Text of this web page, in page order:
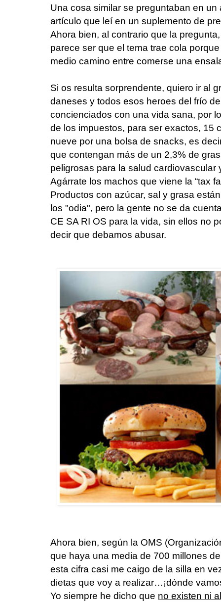
Una cosa similar se preguntaban en
artículo que leí en un suplemento de
Ahora bien, al contrario que la
parece ser que el tema trae cola
medio camino entre comerse una
Si os resulta sorprendente, quiero ir al
daneses y todos esos heroes del frío
concienciados con una vida sana, por
de los impuestos, para ser exactos, 15
nueve por una bolsa de snacks, es
que contengan más de un 2,3% de
peligrosas para la salud cardiovascular
Agárrate los machos que viene la “tax
Productos con azúcar, sal y grasa
los "odia", pero la gente no se da
CE SA RI OS para la vida, sin ellos no
decir que debamos abusar.
Ahora bien, según la OMS
que haya una media de 700 millones
esta cifra casi me caigo de la silla en
dietas que voy a realizar…¡dónde
Yo siempre he dicho que no existen ni